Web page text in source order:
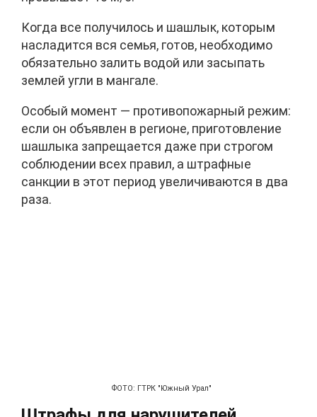
Когда все получилось и шашлык, которым
насладится вся семья, готов, необходимо
обязательно залить водой или засыпать
землей угли в мангале.
Особый момент — противопожарный режим:
если он объявлен в регионе, приготовление
шашлыка запрещается даже при строгом
соблюдении всех правил, а штрафные
санкции в этот период увеличиваются в два
раза.
ФОТО: ГТРК "Южный Урал"